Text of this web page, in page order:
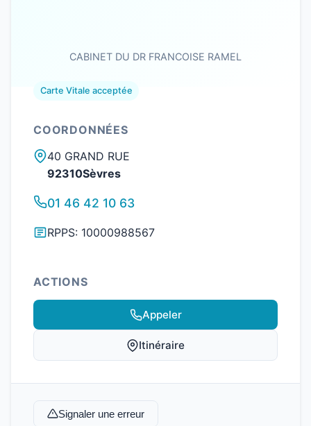
CABINET DU DR FRANCOISE RAMEL
Carte Vitale acceptée
COORDONNÉES
40 GRAND RUE
92310Sèvres
01 46 42 10 63
RPPS: 10000988567
ACTIONS
Appeler
Itinéraire
Signaler une erreur